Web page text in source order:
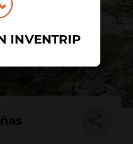
INVENTRIP